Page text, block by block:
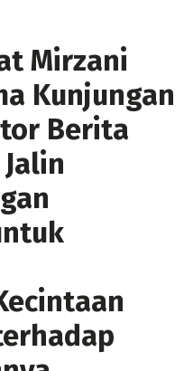
Mirzani
Kunjungan
Berita